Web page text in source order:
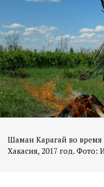
Шаман Карагай во
Хакасия, 2017 год. Фото: